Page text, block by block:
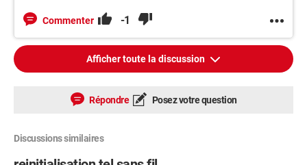
Commenter -1
Afficher toute la discussion
Répondre Posez votre question
Discussions similaires